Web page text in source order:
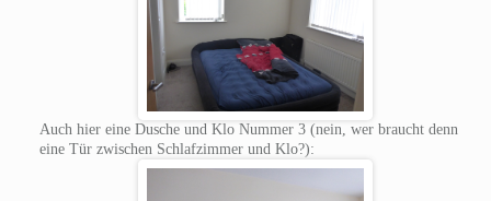
Auch hier eine Dusche und Klo Nummer 3 (nein, wer braucht denn
eine Tür zwischen Schlafzimmer und Klo?):